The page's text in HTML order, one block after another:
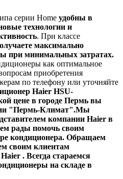
серии Home удобны в
технологии и
. При классе
максимально
при минимальных затратах.
как оптимальное
приобретения
по телефону или уточняйте
Haier HSU-
цене в городе Пермь вы
"Пермь-Климат".Мы
компании Haier в
рады помочь своим
кондиционера. Обращаем
своим клиентам
. Всегда стараемся
на складе в